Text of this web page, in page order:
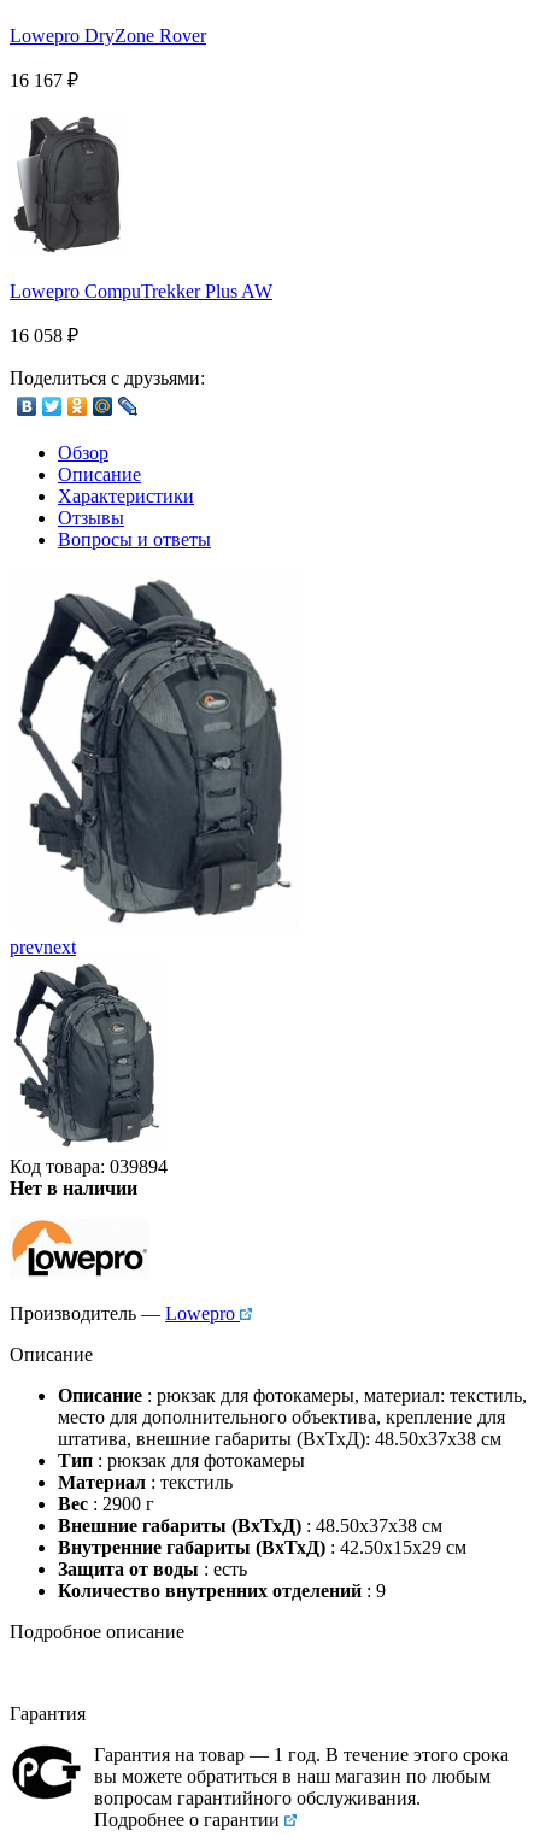
Lowepro DryZone Rover
16 167 ₽
Lowepro CompuTrekker Plus AW
16 058 ₽
Поделиться с друзьями:
Обзор
Описание
Характеристики
Отзывы
Вопросы и ответы
prevnext
Код товара: 039894
Нет в наличии
Производитель — Lowepro
Описание
Описание : рюкзак для фотокамеры, материал: текстиль,
место для дополнительного объектива, крепление для
штатива, внешние габариты (ВхТхД): 48.50х37х38 см
Тип : рюкзак для фотокамеры
Материал : текстиль
Вес : 2900 г
Внешние габариты (ВхТхД) : 48.50х37х38 см
Внутренние габариты (ВхТхД) : 42.50х15х29 см
Защита от воды : есть
Количество внутренних отделений : 9
Подробное описание
Гарантия
Гарантия на товар — 1 год. В течение этого срока
вы можете обратиться в наш магазин по любым
вопросам гарантийного обслуживания.
Подробнее о гарантии